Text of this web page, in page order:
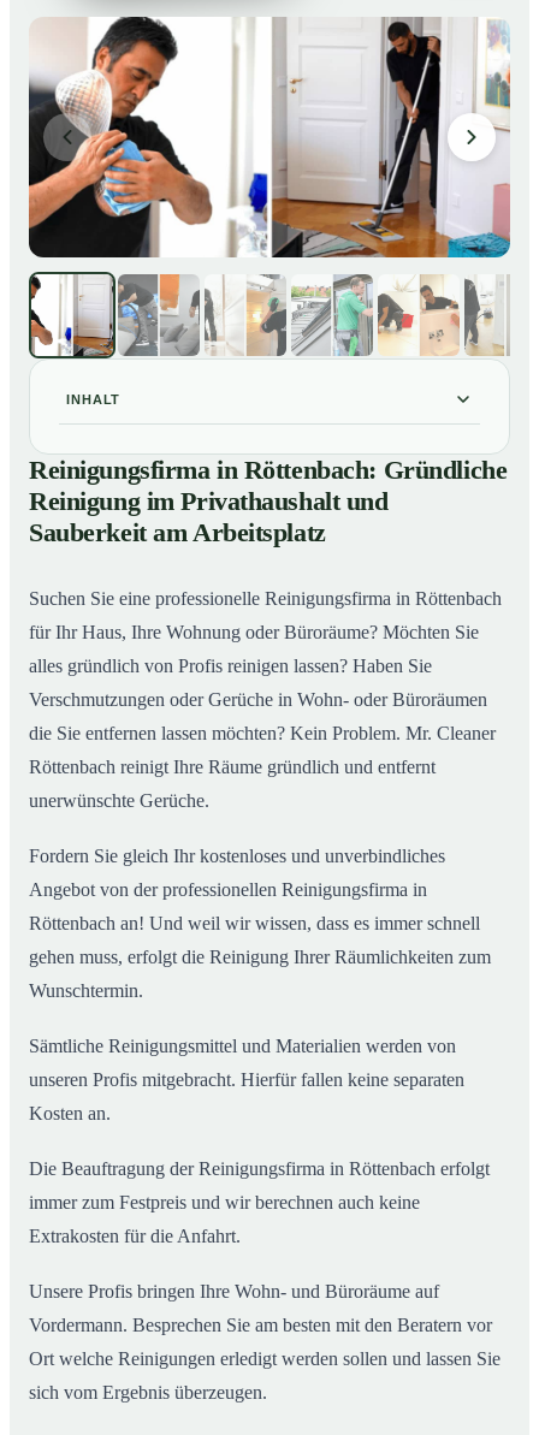
INHALT
01Reinigungsfirma in Röttenbach: Gründliche Reinigung
im Privathaushalt und Sauberkeit am Arbeitsplatz
02 So arbeitet eine Reinigungsfirma in Röttenbach
Reinigungsfirma in Röttenbach: Gründliche
Reinigung im Privathaushalt und
Sauberkeit am Arbeitsplatz
Suchen Sie eine professionelle Reinigungsfirma in Röttenbach
für Ihr Haus, Ihre Wohnung oder Büroräume? Möchten Sie
alles gründlich von Profis reinigen lassen? Haben Sie
Verschmutzungen oder Gerüche in Wohn- oder Büroräumen
die Sie entfernen lassen möchten? Kein Problem. Mr. Cleaner
Röttenbach reinigt Ihre Räume gründlich und entfernt
unerwünschte Gerüche.
Fordern Sie gleich Ihr kostenloses und unverbindliches
Angebot von der professionellen Reinigungsfirma in
Röttenbach an! Und weil wir wissen, dass es immer schnell
gehen muss, erfolgt die Reinigung Ihrer Räumlichkeiten zum
Wunschtermin.
Sämtliche Reinigungsmittel und Materialien werden von
unseren Profis mitgebracht. Hierfür fallen keine separaten
Kosten an.
Die Beauftragung der Reinigungsfirma in Röttenbach erfolgt
immer zum Festpreis und wir berechnen auch keine
Extrakosten für die Anfahrt.
Unsere Profis bringen Ihre Wohn- und Büroräume auf
Vordermann. Besprechen Sie am besten mit den Beratern vor
Ort welche Reinigungen erledigt werden sollen und lassen Sie
sich vom Ergebnis überzeugen.